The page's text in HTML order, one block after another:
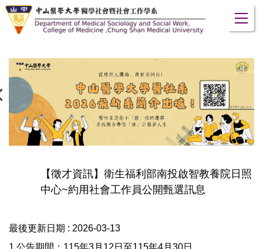
跳
到
容
區
【徵才資訊】衛生福利部南投啟智教養院日照
中心~約用社會工作員公開甄選訊息
最後更新日期 : 2026-03-13
1.公告期間：115年3月12日至115年4月30日